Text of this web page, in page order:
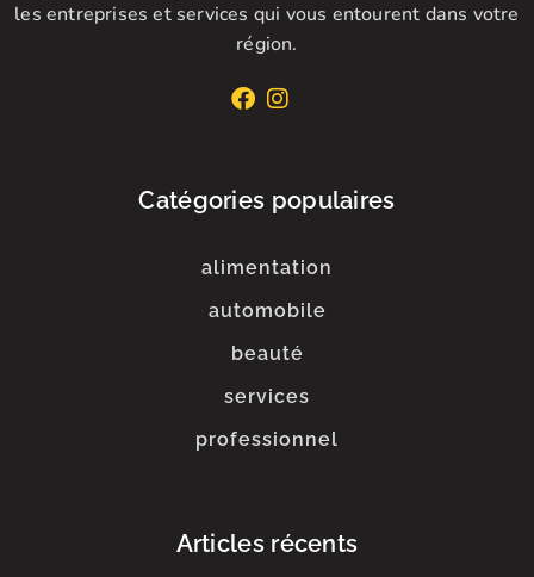
les entreprises et services qui vous entourent dans votre
région.
Catégories populaires
alimentation
automobile
beauté
services
professionnel
Articles récents